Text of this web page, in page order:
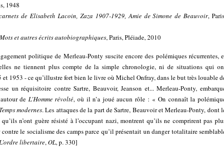
1948
de Elisabeth Lacoin, Zaza 1907-1929, Amie de Simone de Beauvoir,
et autres écrits autobiographiques, Paris, Pléiade, 2010
politique de Merleau-Ponty suscite encore des polémiques récurrentes,
ne tiennent plus compte de la simple chronologie, ni de situations qui
et 1953 - ce qu’illustre fort bien le livre où Michel Onfray, dans le but très louable
un réquisitoire contre Sartre, Beauvoir, Jeanson et... Merleau-Ponty,
de L’Homme révolté, où il n’a joué aucun rôle : « On connaît la
modernes. Les attaques de la part de Sartre, Beauvoir et Merleau-Ponty, dont
n’ont guère résisté à l’occupant nazi, montrent qu’ils ne comprirent pas
le socialisme des camps parce qu’il présentait un danger totalitaire
libertaire,OL, p. 330]